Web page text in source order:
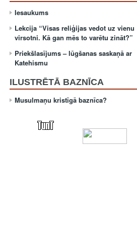
Iesaukums
Lekcija “Visas reliģijas vedot uz vienu
virsotni. Kā gan mēs to varētu zināt?”
Priekšlasījums – lūgšanas saskaņā ar
Katehismu
ILUSTRĒTĀ BAZNĪCA
Musulmaņu kristīgā baznīca?